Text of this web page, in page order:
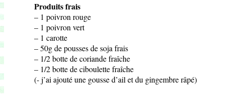
Produits frais
– 1 poivron rouge
– 1 poivron vert
– 1 carotte
– 50g de pousses de soja frais
– 1/2 botte de coriande fraîche
– 1/2 botte de ciboulette fraîche
(- j’ai ajouté une gousse d’ail et du gingembre râpé)